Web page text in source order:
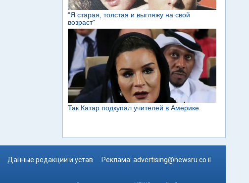
Данные редакции и устав Реклама: advertising@newsru.co.il